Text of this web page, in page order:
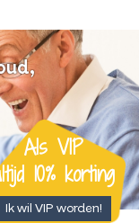
Als VIP
10% korting
Ik wil VIP worden!